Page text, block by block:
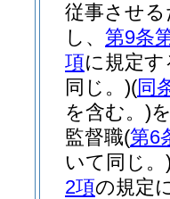
従事させ
し、 第9条
項に規定
同じ。)(同
を含む。)
監督職(第6
いて同じ。
2項の規定